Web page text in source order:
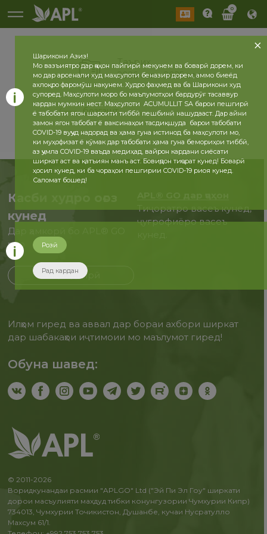
0
Таърих
2026 сол 2025 сол
бозгашт
Касби худро оғоз
кунед
Дар ҳамкорӣ бо APL® GO
ҳоло
Бақайдгирӣ
Тиҷоратро васеъ кунед,
ҷуғрофиёро васеъ
Илҳом гиред ва аввал дар бораи ахбори ширкат
дар шабакаҳои иҷтимоии мо маълумот гиред!
Обуна шавед:
© 2011-2026
Воридкунандаи расмии "APLGO" Ltd ("Эй Пи Эл Гоу" ширкати
дорои масъулияти махдуд тибки конунгузории Чумхурии Кипр)
734013, Чумхурии Точикистон, Душанбе, кучаи Нусратулло
Махсум 61/1.
Шарикони Азиз!
Мо вазъиятро дар ҷаҳон пайгирӣ мекунем ва боварӣ дорем, ки
мо дар арсенали худ маҳсулоти беназир дорем, аммо биеёд
ахлоқро фаромӯш накунем. Худро фаҳмед ва ба Шарикони худ
супоред. Маҳсулоти моро бо маълумотҳои бардурӯғ тасаввур
кардан мумкин нест. Маҳсулоти ACUMULLIT SA барои пешгирӣ
ё табобати ягон шароити тиббӣ пешбинӣ нашудааст. Дар айни
замон ягон табобат ё ваксинаҳои тасдиқшуда барои табобати
COVID-19 вуҷуд надорад ва ҳама гуна истинод ба маҳсулоти мо,
ки муҳофизат ё кӯмак дар табобати ҳама гуна бемориҳои тиббӣ,
аз ҷумла COVID-19 ваъда медиҳад, вайрон кардани сиёсати
ширкат аст ва қатъиян манъ аст. Бовиҷдон тиҷорат кунед! Боварӣ
ҳосил кунед, ки ба чораҳои пешгирии COVID-19 риоя кунед.
Саломат бошед!
Розӣ
Рад кардан